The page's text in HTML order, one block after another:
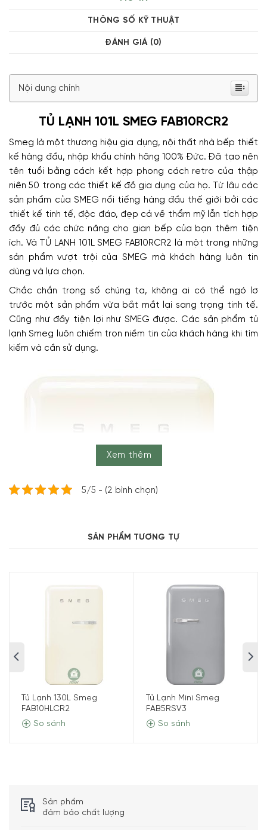
THÔNG SỐ KỸ THUẬT
ĐÁNH GIÁ (0)
Nội dung chính
TỦ LẠNH 101L SMEG FAB10RCR2
Smeg là một thương hiệu gia dụng, nội thất nhà bếp thiết
kế hàng đầu, nhập khẩu chính hãng 100% Đức. Đã tạo nên
tên tuổi bằng cách kết hợp phong cách retro của thập
niên 50 trong các thiết kế đồ gia dụng của họ. Từ lâu các
sản phẩm của SMEG nổi tiếng hàng đầu thế giới bởi các
thiết kế tinh tế, độc đáo, đẹp cả về thẩm mỹ lẫn tích hợp
đầy đủ các chức năng cho gian bếp của bạn thêm tiện
ích. Và TỦ LẠNH 101L SMEG FAB10RCR2 là một trong những
sản phẩm vượt trội của SMEG mà khách hàng luôn tin
dùng và lựa chọn.
Chắc chắn trong số chúng ta, không ai có thể ngó lơ
trước một sản phẩm vừa bắt mắt lại sang trọng tinh tế.
Cũng như đầy tiện lợi như SMEG được. Các sản phẩm tủ
lạnh Smeg luôn chiếm trọn niềm tin của khách hàng khi tìm
kiếm và cần sử dụng.
Vậy lý do tại sao Smeg FAB10RCR2 luôn nằm trên TOP đầu
bài viết sau với chúng tôi nhé!
Xem thêm
5/5 - (2 bình chọn)
SẢN PHẨM TƯƠNG TỰ
Tủ Lạnh 130L Smeg
FAB10HLCR2
So sánh
Tủ Lạnh Mini Smeg
FAB5RSV3
So sánh
Sản phẩm
đảm bảo chất lượng